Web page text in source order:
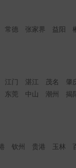
常德 张家界 益阳
江门 湛江 茂名
肇
东莞 中山 潮州
揭
钦州 贵港 玉林